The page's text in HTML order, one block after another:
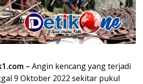
– Angin kencang yang terjadi
9 Oktober 2022 sekitar pukul